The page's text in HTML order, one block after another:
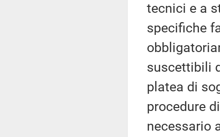
tecnici e a
specifiche
suscettibili
platea di
procedure
necessario